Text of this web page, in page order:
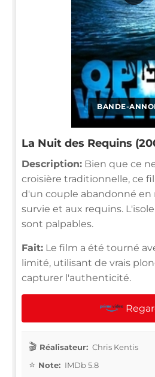
BANDE-
La Nuit des Requins
Description: Bien que ce
croisière traditionnelle, ce
d'un couple abandonné en
survie et aux requins.
sont palpables.
Fait: Le film a été tourné
limité, utilisant de vrais
capturer l'authenticité.
Réalisateur: Chris Kentis
Note: IMDb 5.8